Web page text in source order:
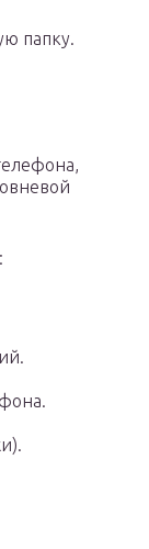
папку.